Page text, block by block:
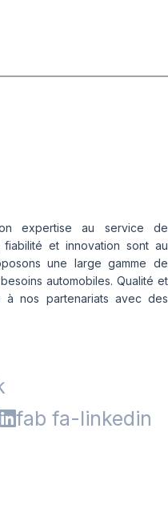
expertise au service de
fiabilité et innovation sont au
une large gamme de
automobiles. Qualité et
à nos partenariats avec des
fab fa-linkedin